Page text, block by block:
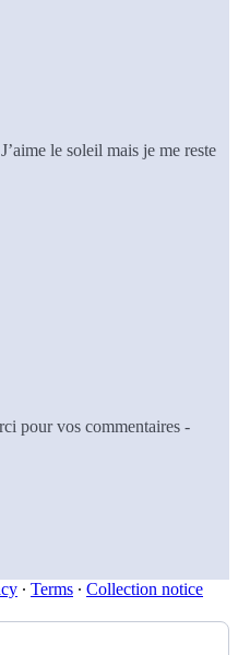
le soleil mais je me reste
pour vos commentaires -
∙ Terms ∙ Collection notice